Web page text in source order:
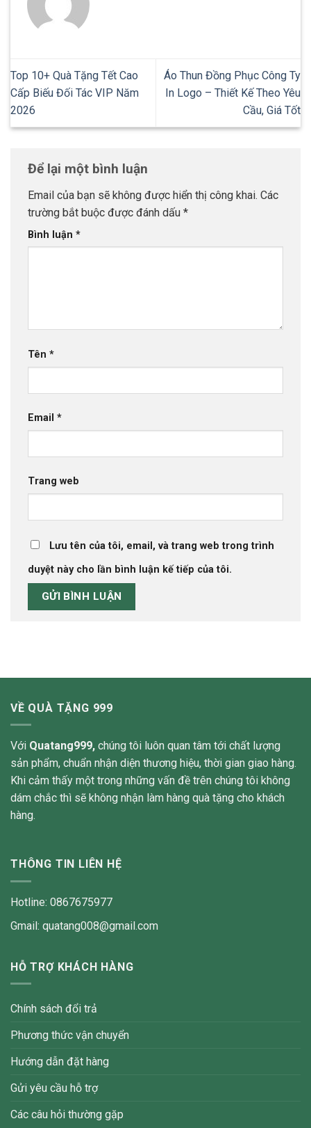
Top 10+ Quà Tặng Tết Cao
Cấp Biếu Đối Tác VIP Năm
2026
Áo Thun Đồng Phục Công Ty
In Logo – Thiết Kế Theo Yêu
Cầu, Giá Tốt
Để lại một bình luận
Email của bạn sẽ không được hiển thị công khai. Các
trường bắt buộc được đánh dấu *
Bình luận *
Tên *
Email *
Trang web
Lưu tên của tôi, email, và trang web trong trình
duyệt này cho lần bình luận kế tiếp của tôi.
VỀ QUÀ TẶNG 999
Với Quatang999, chúng tôi luôn quan tâm tới chất lượng
sản phẩm, chuẩn nhận diện thương hiệu, thời gian giao hàng.
Khi cảm thấy một trong những vấn đề trên chúng tôi không
dám chắc thì sẽ không nhận làm hàng quà tặng cho khách
hàng.
THÔNG TIN LIÊN HỆ
Hotline: 0867675977
Gmail: quatang008@gmail.com
HỖ TRỢ KHÁCH HÀNG
Chính sách đổi trả
Phương thức vận chuyển
Hướng dẫn đặt hàng
Gửi yêu cầu hỗ trợ
Các câu hỏi thường gặp